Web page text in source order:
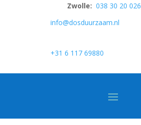
Zwolle: 038 30 20 026
info@dosduurzaam.nl
+31 6 117 69880